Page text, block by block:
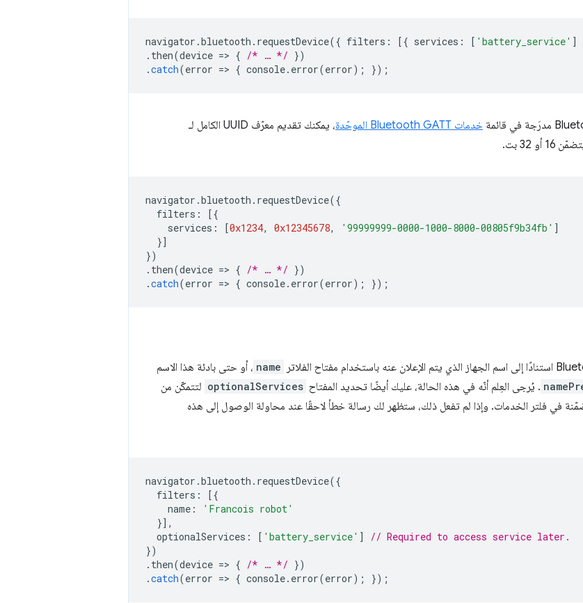
navigator .bluetooth . requestDevice({ filters : [{ services : [ 'battery_service' ]
. then(device => { /* … */ })
.catch(error => { console. error(error); });
خدمات Bluetooth GATT الموحّدة
، يمكنك تقديم معرّف UUID الكامل لـ
navigator .bluetooth . requestDevice({
filters :
[{
services : [0x1234, 0x12345678, '99999999-0000-1000-8000-00805f9b34fb' ]
}]
})
. then(device => { /* … */ })
.catch(error => { console. error(error); });
name ، أو حتى بادئة هذا الاسم
. يُرجى العِلم أنّه في هذه الحالة، عليك أيضًا تحديد المفتاح optionalServices لتتمكّن من
في فلتر الخدمات. وإذا لم تفعل ذلك، ستظهر لك رسالة خطأ لاحقًا عند محاولة الوصول إلى هذه
navigator .bluetooth . requestDevice({
filters :
[{
name :
'Francois robot'
}],
optionalServices : [ 'battery_service' ]
// Required to access service later.
})
. then(device => { /* … */ })
.catch(error => { console. error(error); });